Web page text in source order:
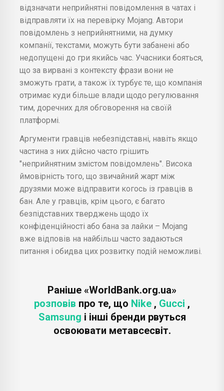
відзначати неприйнятні повідомлення в чатах і
відправляти їх на перевірку Mojang. Автори
повідомлень з неприйнятними, на думку
компанії, текстами, можуть бути забанені або
недопущені до гри якийсь час. Учасники бояться,
що за вирвані з контексту фрази вони не
зможуть грати, а також їх турбує те, що компанія
отримає куди більше влади щодо регулювання
тим, доречних для обговорення на своїй
платформі.
Аргументи гравців небезпідставні, навіть якщо
частина з них дійсно часто грішить
"неприйнятним змістом повідомлень". Висока
ймовірність того, що звичайний жарт між
друзями може відправити когось із гравців в
бан. Але у гравців, крім цього, є багато
безпідставних тверджень щодо їх
конфіденційності або бана за лайки – Mojang
вже відповів на найбільш часто задаються
питання і обидва цих розвитку подій неможливі.
Раніше «WorldBank.org.ua»
розповів про те, що Nike , Gucci ,
Samsung і інші бренди рвуться
освоювати метавсесвіт.